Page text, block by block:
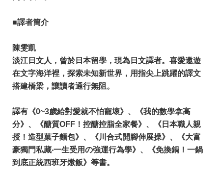
■譯者簡介
陳雯凱
淡江日文人，曾於日本留學，現為日文譯者。喜愛遨遊
在文字海洋裡，探索未知新世界，用指尖上跳躍的譯文
搭建橋梁，讓讀者通行無阻。
​譯有《0~3歲給對愛就不怕寵壞》、《我的數學拿高
分》、《醣質OFF！控醣控脂全家餐》、《日本職人親
授！造型菓子麵包》、《川合式開腳伸展操》、《大富
豪獨門私藏‧一生受用の強運行為學》、《免換鍋！一鍋
到底正統西班牙燉飯》等書。 ​